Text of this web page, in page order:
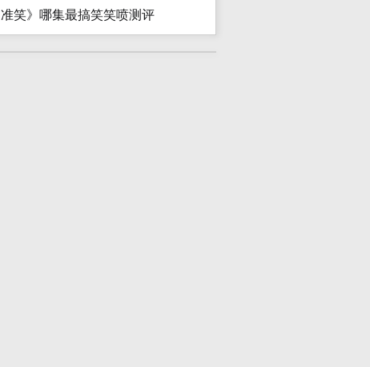
准笑》哪集最搞笑笑喷测评